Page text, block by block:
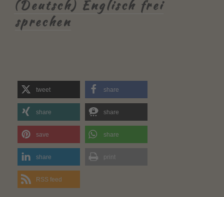
sprechen”
(Deutsch) Englisch frei
sprechen
tweet share
share share
save share
share print
RSS feed